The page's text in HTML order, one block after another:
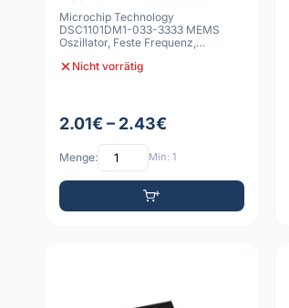
Microchip Technology
DSC1101DM1-033-3333 MEMS
Oszillator, Feste Frequenz,
Nicht vorrätig
2.01€ – 2.43€
Menge: Min: 1